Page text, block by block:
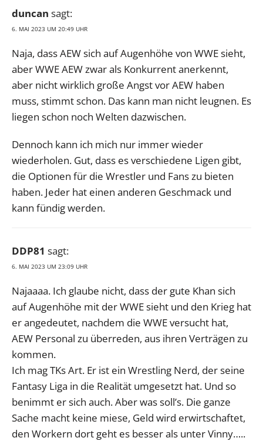
duncan sagt:
6. MAI 2023 UM 20:49 UHR
Naja, dass AEW sich auf Augenhöhe von WWE sieht,
aber WWE AEW zwar als Konkurrent anerkennt,
aber nicht wirklich große Angst vor AEW haben
muss, stimmt schon. Das kann man nicht leugnen. Es
liegen schon noch Welten dazwischen.
Dennoch kann ich mich nur immer wieder
wiederholen. Gut, dass es verschiedene Ligen gibt,
die Optionen für die Wrestler und Fans zu bieten
haben. Jeder hat einen anderen Geschmack und
kann fündig werden.
DDP81 sagt:
6. MAI 2023 UM 23:09 UHR
Najaaaa. Ich glaube nicht, dass der gute Khan sich
auf Augenhöhe mit der WWE sieht und den Krieg hat
er angedeutet, nachdem die WWE versucht hat,
AEW Personal zu überreden, aus ihren Verträgen zu
kommen.
Ich mag TKs Art. Er ist ein Wrestling Nerd, der seine
Fantasy Liga in die Realität umgesetzt hat. Und so
benimmt er sich auch. Aber was soll’s. Die ganze
Sache macht keine miese, Geld wird erwirtschaftet,
den Workern dort geht es besser als unter Vinny…..